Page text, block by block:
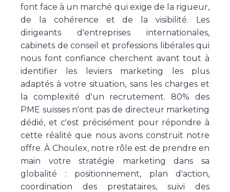
font face à un marché qui exige de la rigueur,
de la cohérence et de la visibilité. Les
dirigeants d'entreprises internationales,
cabinets de conseil et professions libérales qui
nous font confiance cherchent avant tout à
identifier les leviers marketing les plus
adaptés à votre situation, sans les charges et
la complexité d'un recrutement. 80% des
PME suisses n'ont pas de directeur marketing
dédié, et c'est précisément pour répondre à
cette réalité que nous avons construit notre
offre. À Choulex, notre rôle est de prendre en
main votre stratégie marketing dans sa
globalité : positionnement, plan d'action,
coordination des prestataires, suivi des